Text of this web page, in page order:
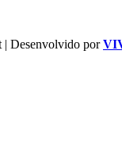
Desenvolvido por